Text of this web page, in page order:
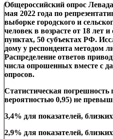
Общероссийский опрос
мая 2022 года по
выборке городского и
человек в возрасте от 18 лет
пунктах, 50 субъектах РФ.
дому у респондента методом
Распределение ответов
числа опрошенных вместе с
опросов.
Статистическая погрешность
вероятностью 0,95) не
3,4% для показателей,
2,9% для показателей,